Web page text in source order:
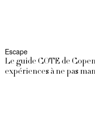
Escape
Le guide COTE de
expériences à ne pas